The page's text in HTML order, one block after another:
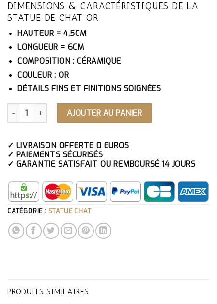
DIMENSIONS & CARACTÉRISTIQUES DE LA
STATUE DE CHAT OR
HAUTEUR = 4,5CM
LONGUEUR = 6CM
COMPOSITION : CÉRAMIQUE
COULEUR : OR
DÉTAILS FINS ET FINITIONS SOIGNÉES
QUANTITÉ DE STATUE DE CHAT OR
AJOUTER AU PANIER
✓ LIVRAISON OFFERTE 0 EUROS
✓ PAIEMENTS SÉCURISÉS
✓ GARANTIE SATISFAIT OU REMBOURSÉ 14 JOURS
CATÉGORIE : STATUE CHAT
PRODUITS SIMILAIRES